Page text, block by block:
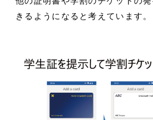
きるようになると考えています。